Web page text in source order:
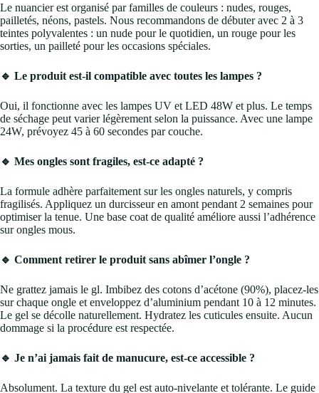
Le nuancier est organisé par familles de couleurs : nudes, rouges,
pailletés, néons, pastels. Nous recommandons de débuter avec 2 à 3
teintes polyvalentes : un nude pour le quotidien, un rouge pour les
sorties, un pailleté pour les occasions spéciales.
🔹 Le produit est-il compatible avec toutes les lampes ?
Oui, il fonctionne avec les lampes UV et LED 48W et plus. Le temps
de séchage peut varier légèrement selon la puissance. Avec une lampe
24W, prévoyez 45 à 60 secondes par couche.
🔹 Mes ongles sont fragiles, est-ce adapté ?
La formule adhère parfaitement sur les ongles naturels, y compris
fragilisés. Appliquez un durcisseur en amont pendant 2 semaines pour
optimiser la tenue. Une base coat de qualité améliore aussi l’adhérence
sur ongles mous.
🔹 Comment retirer le produit sans abîmer l’ongle ?
Ne grattez jamais le gl. Imbibez des cotons d’acétone (90%), placez-les
sur chaque ongle et enveloppez d’aluminium pendant 10 à 12 minutes.
Le gel se décolle naturellement. Hydratez les cuticules ensuite. Aucun
dommage si la procédure est respectée.
🔹 Je n’ai jamais fait de manucure, est-ce accessible ?
Absolument. La texture du gel est auto-nivelante et tolérante. Le guide